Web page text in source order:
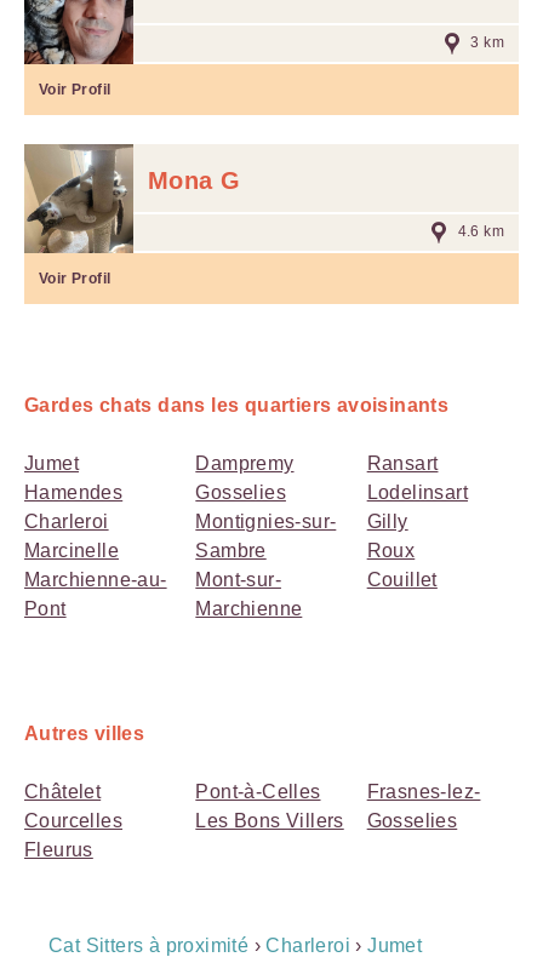
3 km
Voir Profil
Mona G
4.6 km
Voir Profil
Gardes chats dans les quartiers avoisinants
Jumet
Hamendes
Charleroi
Marcinelle
Marchienne-au-
Pont
Dampremy
Gosselies
Montignies-sur-
Sambre
Mont-sur-
Marchienne
Ransart
Lodelinsart
Gilly
Roux
Couillet
Autres villes
Châtelet
Courcelles
Fleurus
Pont-à-Celles
Les Bons Villers
Frasnes-lez-
Gosselies
Breadcrumb
Cat Sitters à proximité ›Charleroi ›Jumet